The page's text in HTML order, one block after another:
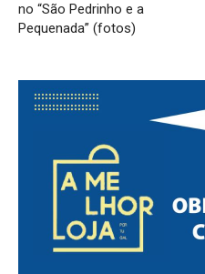
no “São Pedrinho e a
Pequenada” (fotos)